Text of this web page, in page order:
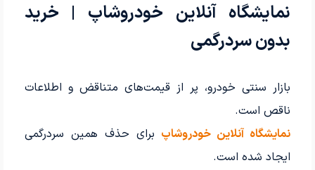
نمایشگاه آنلاین خودروشاپ | خرید
بدون سردرگمی
بازار سنتی خودرو، پر از قیمت‌های متناقض و اطلاعات
ناقص است.
نمایشگاه آنلاین خودروشاپ برای حذف همین سردرگمی
ایجاد شده است.